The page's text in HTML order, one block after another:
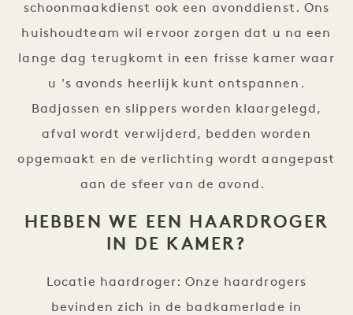
schoonmaakdienst ook een avonddienst. Ons
huishoudteam wil ervoor zorgen dat u na een
lange dag terugkomt in een frisse kamer waar
u 's avonds heerlijk kunt ontspannen.
Badjassen en slippers worden klaargelegd,
afval wordt verwijderd, bedden worden
opgemaakt en de verlichting wordt aangepast
aan de sfeer van de avond.
HEBBEN WE EEN HAARDROGER
IN DE KAMER?
Locatie haardroger: Onze haardrogers
bevinden zich in de badkamerlade in